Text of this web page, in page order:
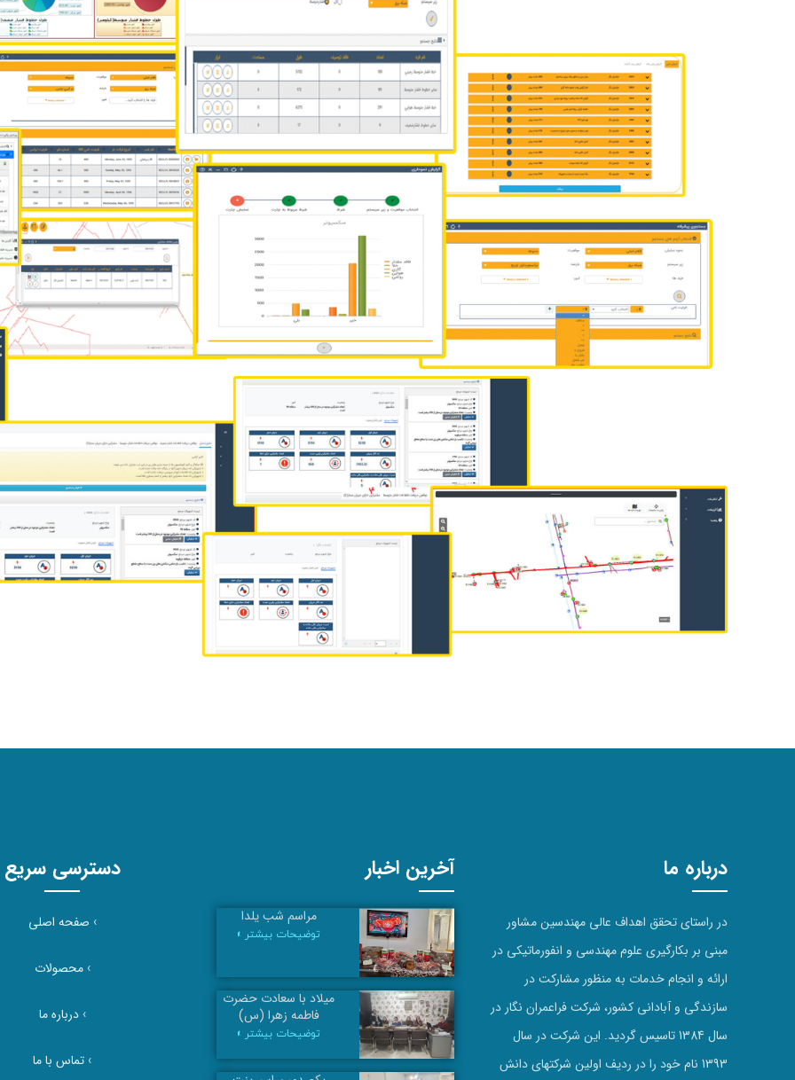
درباره ما
در راستای تحقق اهداف عالی مهندسین مشاور
مبنی بر بکارگیری علوم مهندسی و انفورماتیکی در
ارائه و انجام خدمات به منظور مشارکت در
سازندگی و آبادانی کشور، شرکت فراعمران نگار در
سال 1384 تاسیس گردید. این شرکت در سال
1393 نام خود را در ردیف اولین شرکتهای دانش
آخرین اخبار
مراسم شب یلدا
توضیحات بیشتر »
میلاد با سعادت حضرت
فاطمه زهرا (س)
توضیحات بیشتر »
دسترسی سریع
› صفحه اصلی
›محصولات
›درباره ما
› تماس با ما